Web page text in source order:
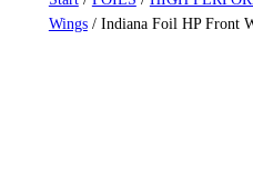
Wings/ Indiana Foil HP Front